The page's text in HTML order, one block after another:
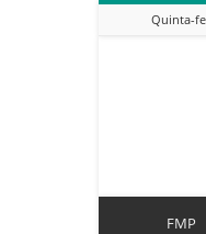
Quinta-
FMP